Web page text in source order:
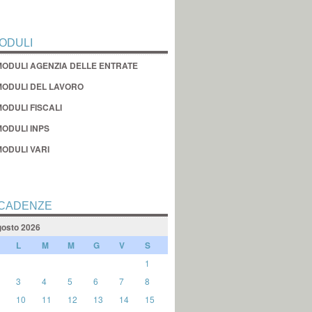
AGENZIA DELLE ENTRATE
DEL LAVORO
FISCALI
INPS
VARI
2026
L M M G V S
1
3 4 5 6 7
8
10 11 12 13 14
15